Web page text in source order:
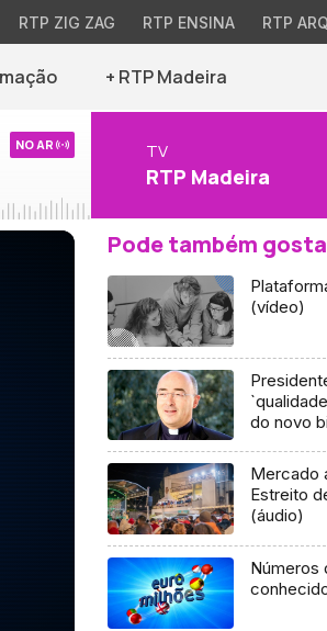
RTP ZIG ZAG RTP ENSINA RTP
+ RTP Madeira
NO AR TV
RTP Madeira
Pode também
(vídeo)
do novo
Mercado
Estreito
(áudio)
Números